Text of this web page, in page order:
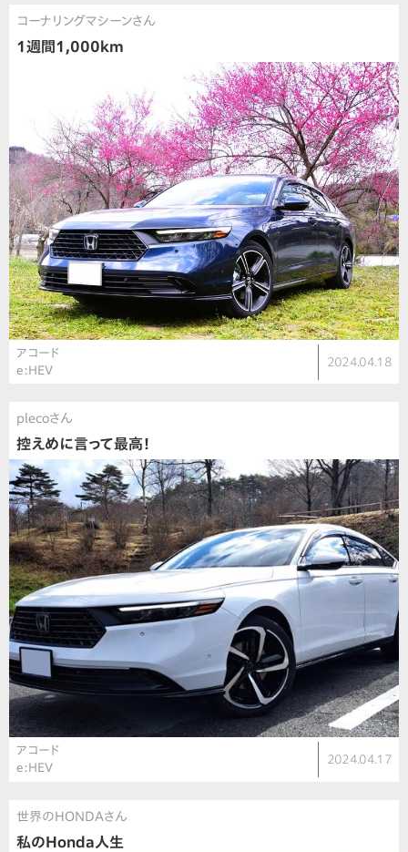
コーナリングマシーンさん
1週間1,000km
アコード
e:HEV
2024.04.18
plecoさん
控えめに言って最高！
アコード
e:HEV
2024.04.17
世界のHONDAさん
私のHonda人生